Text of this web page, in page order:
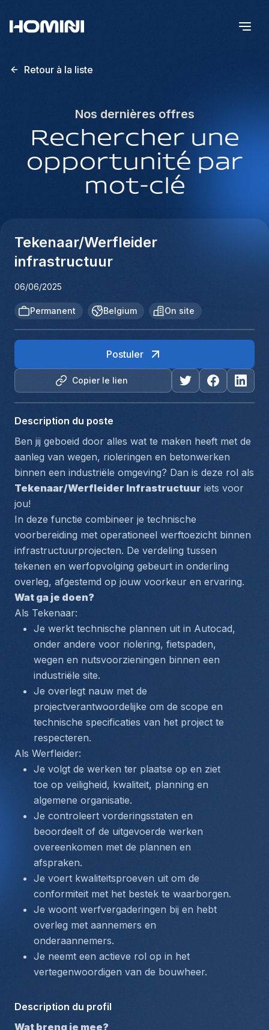
Retour à la liste
Nos dernières offres
Rechercher une
opportunité par
mot-clé
Tekenaar/Werfleider
infrastructuur
06/06/2025
Permanent Belgium On site
Copier le lien
Postuler
Description du poste
Ben jij geboeid door alles wat te maken heeft met de
aanleg van wegen, rioleringen en betonwerken
Tekenaar/Werfleider Infrastructuur iets voor
jou!
In deze functie combineer je technische
voorbereiding met operationeel werftoezicht binnen
infrastructuurprojecten. De verdeling tussen
tekenen en werfopvolging gebeurt in onderling
overleg, afgestemd op jouw voorkeur en ervaring.
Wat ga je doen?
Als Tekenaar:
Je werkt technische plannen uit in Autocad,
onder andere voor riolering, fietspaden,
wegen en nutsvoorzieningen binnen een
industriële site.
Je overlegt nauw met de
projectverantwoordelijke om de scope en
technische specificaties van het project te
respecteren.
Als Werfleider:
Je volgt de werken ter plaatse op en ziet
toe op veiligheid, kwaliteit, planning en
algemene organisatie.
Je controleert vorderingsstaten en
beoordeelt of de uitgevoerde werken
overeenkomen met de plannen en
afspraken.
Je voert kwaliteitsproeven uit om de
conformiteit met het bestek te waarborgen.
Je woont werfvergaderingen bij en hebt
overleg met aannemers en
onderaannemers.
Je neemt een actieve rol op in het
vertegenwoordigen van de bouwheer.
Description du profil
Wat breng je mee?